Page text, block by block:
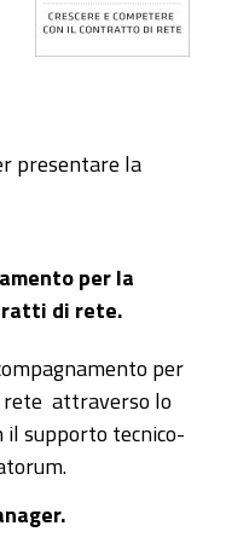
presentare la
iniziative:
per la
di rete.
per
rete attraverso lo
il supporto tecnico-